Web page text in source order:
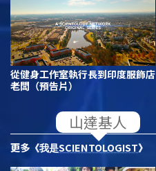
從健身工作室執行長到印度服飾店
老闆（預告片）
更多 《我是SCIENTOLOGIST》